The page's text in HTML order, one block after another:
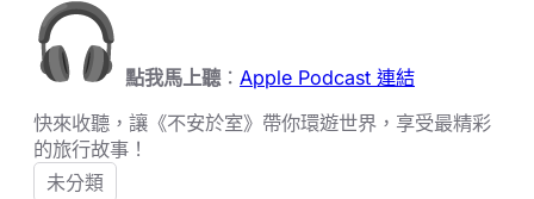
點我馬上聽： Apple Podcast 連結
快來收聽，讓《不安於室》帶你環遊世界，享受最精彩
的旅行故事！
未分類